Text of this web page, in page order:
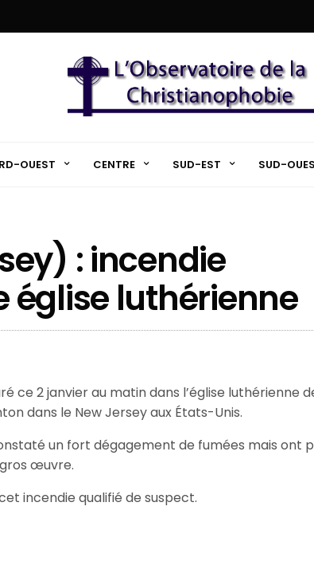
OUEST CENTRE SUD-EST SUD-
: incendie
église luthérienne
ce 2 janvier au matin dans l’église luthérienne
dans le New Jersey aux États-Unis.
un fort dégagement de fumées mais ont
œuvre.
incendie qualifié de suspect.